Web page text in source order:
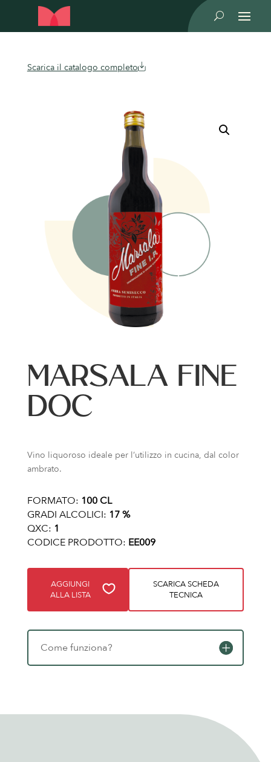
U
Scarica il catalogo completo
MARSALA FINE
DOC
Vino liquoroso ideale per l’utilizzo in cucina, dal color
ambrato.
FORMATO: 100 CL
GRADI ALCOLICI: 17 %
QXC: 1
CODICE PRODOTTO: EE009
AGGIUNGI
ALLA LISTA
SCARICA SCHEDA
TECNICA
Come funziona?